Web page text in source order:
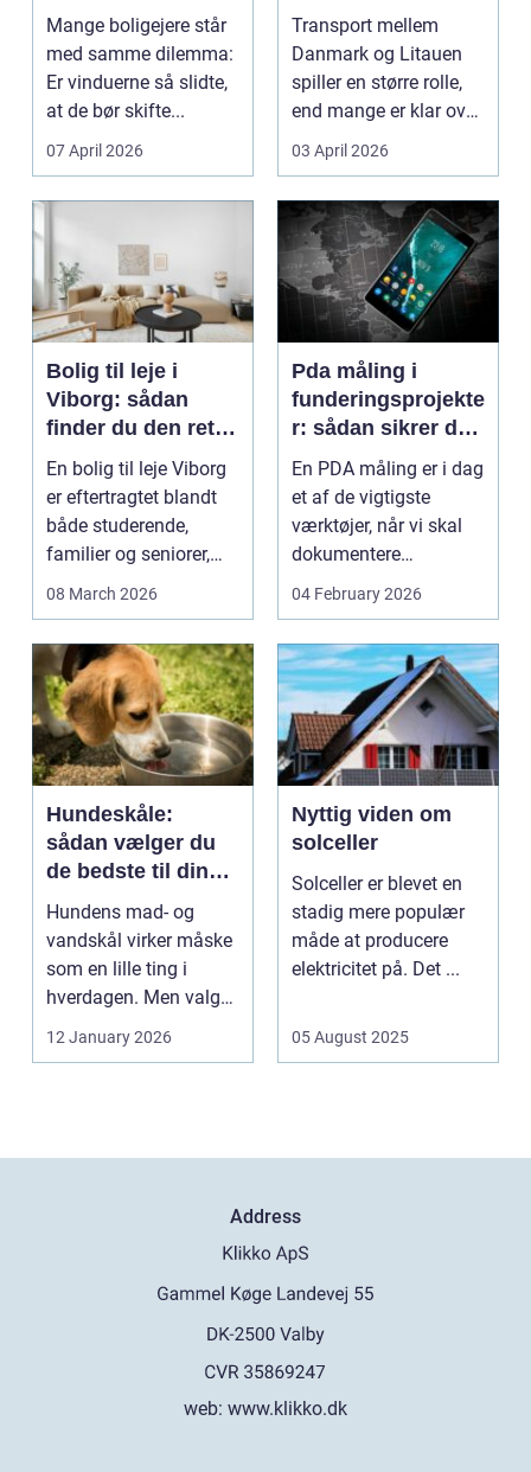
af dine gamle
vinduer
Mange boligejere står
med samme dilemma:
Er vinduerne så slidte,
at de bør skifte...
07 April 2026
til baltikum
Transport mellem
Danmark og Litauen
spiller en større rolle,
end mange er klar over.
Litauen er et n...
03 April 2026
Bolig til leje i
Viborg: sådan
finder du den rette
lejlighed
En bolig til leje Viborg
er eftertragtet blandt
både studerende,
familier og seniorer,
fordi b...
08 March 2026
Pda måling i
funderingsprojekte
r: sådan sikrer du
dokumenteret
bæreevne
En PDA måling er i dag
et af de vigtigste
værktøjer, når vi skal
dokumentere
bæreevnen af pæle til
04 February 2026
Hundeskåle:
sådan vælger du
de bedste til din
hund
Hundens mad- og
vandskål virker måske
som en lille ting i
hverdagen. Men valg
af sk&arin...
12 January 2026
Nyttig viden om
solceller
Solceller er blevet en
stadig mere populær
måde at producere
elektricitet på. Det ...
05 August 2025
Address
web: www.klikko.dk